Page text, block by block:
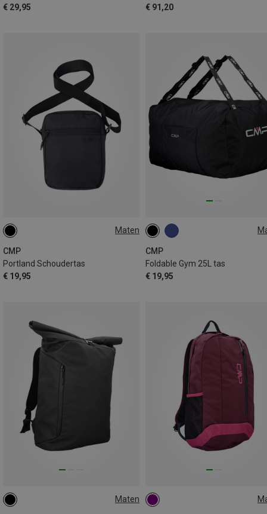
€ 29,95 € 91,20
Maten
CMP
Portland Schoudertas
€ 19,95
2L
CMP
Foldable Gym 25L tas
€ 19,95
25L
Maten
25L 18L